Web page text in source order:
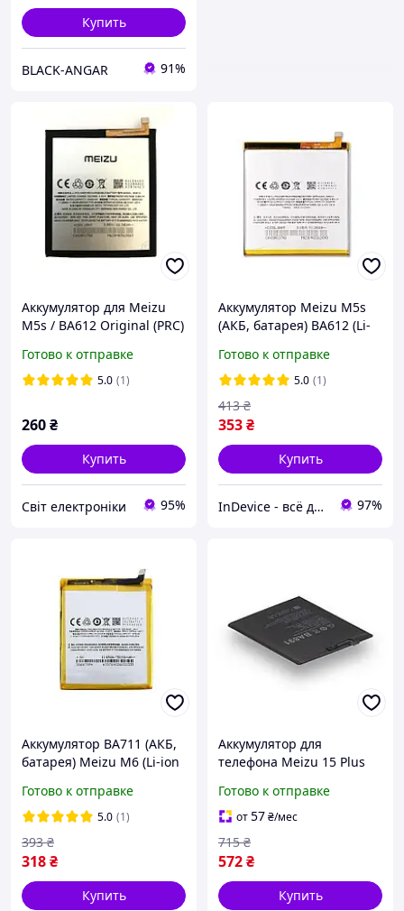
Купить
BLACK-ANGAR 91%
Аккумулятор для Meizu
M5s / BA612 Original (PRC)
Готово к отправке
5.0 (1)
260₴
Купить
Світ електроніки 95%
Аккумулятор Meizu M5s
(АКБ, батарея) BA612 (Li-
Готово к отправке
5.0 (1)
353₴
413 ₴
Купить
InDevice - всё для Вашего девайса 97%
Аккумулятор BA711 (АКБ,
батарея) Meizu M6 (Li-ion
Готово к отправке
5.0 (1)
318₴
393 ₴
Купить
Аккумулятор для
телефона Meizu 15 Plus
аккумуляторная батарея
Li-pol 3430 мАч AAAA
Готово к отправке
от57₴/мес
572₴
715 ₴
Купить